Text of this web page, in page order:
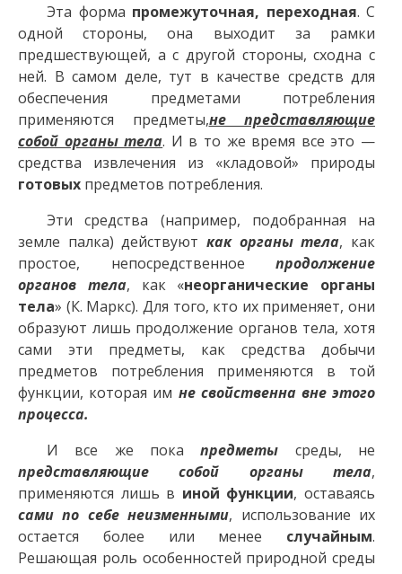
Эта форма промежуточная, переходная. С
одной стороны, она выходит за рамки
предшествующей, а с другой стороны, сходна с
ней. В самом деле, тут в качестве средств для
обеспечения предметами потребления
применяются предметы,не представляющие
собой органы тела. И в то же время все это —
средства извлечения из «кладовой» природы
готовых предметов потребления.
Эти средства (например, подобранная на
земле палка) действуют как органы тела, как
простое, непосредственное продолжение
органов тела, как «неорганические органы
тела» (К. Маркс). Для того, кто их применяет, они
образуют лишь продолжение органов тела, хотя
сами эти предметы, как средства добычи
предметов потребления применяются в той
функции, которая им не свойственна вне этого
процесса.
И все же покапредметы среды, не
представляющие собой органы тела,
применяются лишь в иной функции, оставаясь
сами по себе неизменными, использование их
остается более или менее случайным.
Решающая роль особенностей природной среды